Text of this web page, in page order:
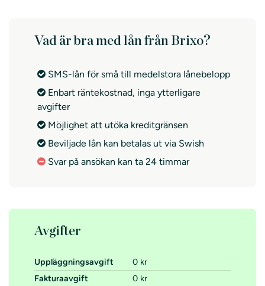
Vad är bra med lån från Brixo?
SMS-lån för små till medelstora lånebelopp
Enbart räntekostnad, inga ytterligare
avgifter
Möjlighet att utöka kreditgränsen
Beviljade lån kan betalas ut via Swish
Svar på ansökan kan ta 24 timmar
Avgifter
Uppläggningsavgift
0 kr
Fakturaavgift
0 kr